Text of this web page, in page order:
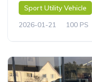
Sport Utility Vehicle
2026-01-21
100 PS